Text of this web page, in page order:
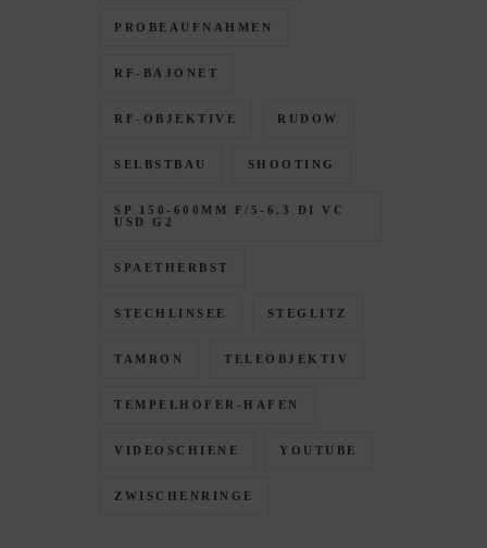
PROBEAUFNAHMEN
RF-BAJONET
RF-OBJEKTIVE RUDOW
SELBSTBAU SHOOTING
SP 150-600MM F/5-6.3 DI VC
USD G2
SPAETHERBST
STECHLINSEE STEGLITZ
TAMRON TELEOBJEKTIV
TEMPELHOFER-HAFEN
VIDEOSCHIENE YOUTUBE
ZWISCHENRINGE